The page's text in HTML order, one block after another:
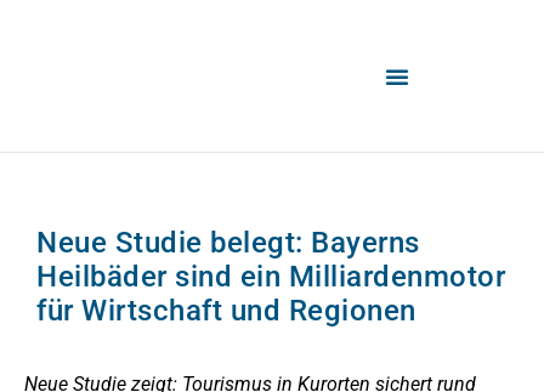
Neue Studie belegt: Bayerns
Heilbäder sind ein Milliardenmotor
für Wirtschaft und Regionen
Neue Studie zeigt: Tourismus in Kurorten sichert rund